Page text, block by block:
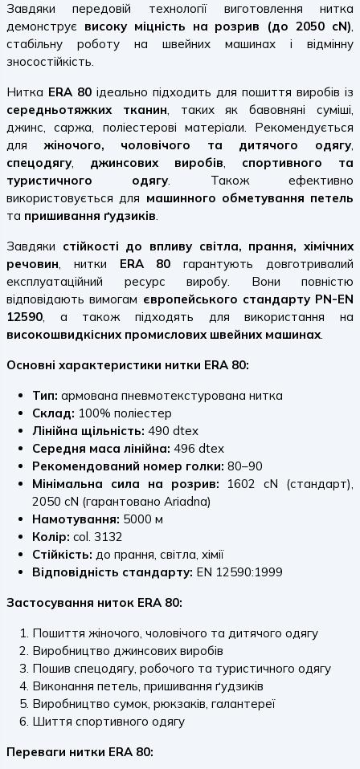
Завдяки передовій технології виготовлення нитка
демонструє високу міцність на розрив (до 2050 cN),
стабільну роботу на швейних машинах і відмінну
зносостійкість.
Нитка ERA 80 ідеально підходить для пошиття виробів із
середньотяжких тканин, таких як бавовняні суміші,
джинс, саржа, поліестерові матеріали. Рекомендується
дляжіночого, чоловічого та дитячого одягу,
спецодягу, джинсових виробів, спортивного та
туристичного одягу. Також ефективно
використовується для машинного обметування петель
та пришивання ґудзиків.
Завдяки стійкості до впливу світла, прання, хімічних
речовин, нитки ERA 80 гарантують довготривалий
експлуатаційний ресурс виробу. Вони повністю
відповідають вимогам європейського стандарту PN-EN
12590, а також підходять для використання на
високошвидкісних промислових швейних машинах.
Основні характеристики нитки ERA 80:
Тип: армована пневмотекстурована нитка
Склад: 100% поліестер
Лінійна щільність: 490 dtex
Середня маса лінійна: 496 dtex
Рекомендований номер голки: 80–90
Мінімальна сила на розрив: 1602 cN (стандарт),
2050 cN (гарантовано Ariadna)
Намотування: 5000 м
Колір: col. 3132
Стійкість: до прання, світла, хімії
Відповідність стандарту: EN 12590:1999
Застосування ниток ERA 80:
Пошиття жіночого, чоловічого та дитячого одягу
Виробництво джинсових виробів
Пошив спецодягу, робочого та туристичного одягу
Виконання петель, пришивання ґудзиків
Виробництво сумок, рюкзаків, галантереї
Шиття спортивного одягу
Переваги нитки ERA 80: